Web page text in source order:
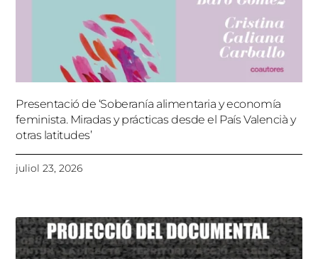
Presentació de ‘Soberanía alimentaria y economía
feminista. Miradas y prácticas desde el País Valencià y
otras latitudes’
juliol 23, 2026